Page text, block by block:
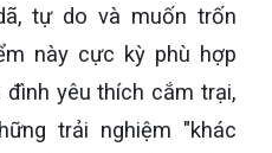
tự do và muốn trốn
này cực kỳ phù hợp
yêu thích cắm trại,
trải nghiệm "khác